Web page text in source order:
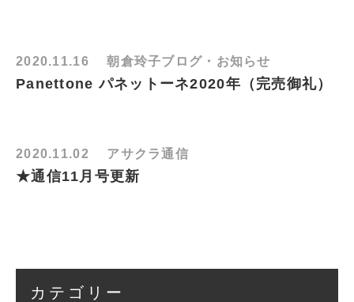
2020.11.16 朝倉玲子ブログ・お知らせ
Panettone パネットーネ2020年（完売御礼）
2020.11.02 アサクラ通信
★通信11月号更新
カテゴリー